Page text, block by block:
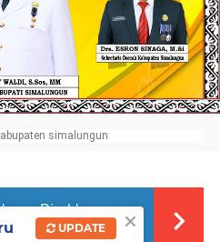
simalungun
Direktur
Kewilayahan RI
×
UPDATE